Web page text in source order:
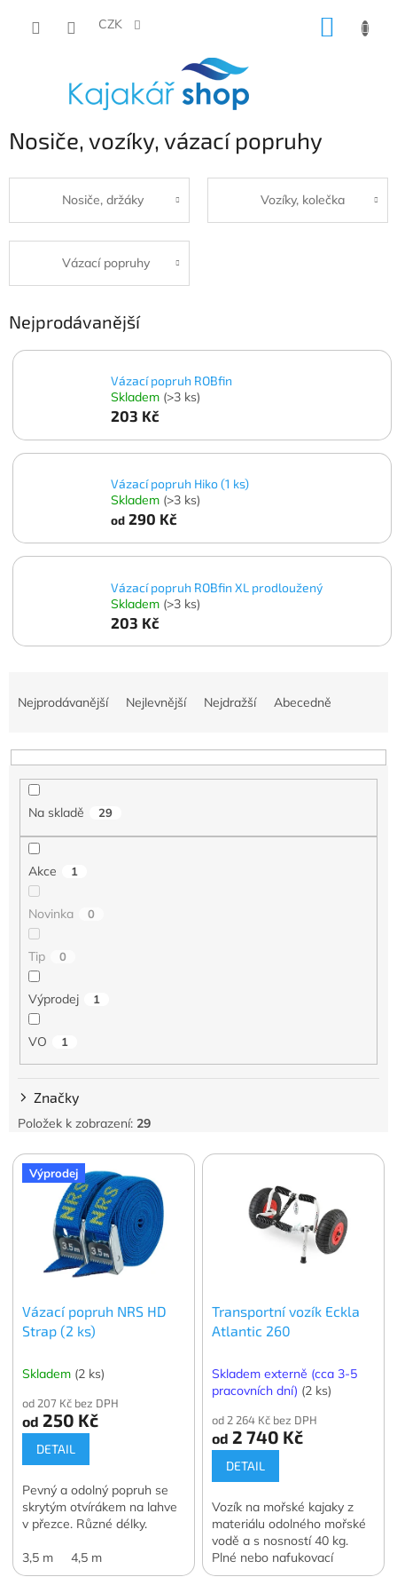
CZK
Nosiče, vozíky, vázací popruhy
Nosiče, držáky Vozíky, kolečka
Vázací popruhy
Nejprodávanější
Vázací popruh ROBfin
Skladem (>3 ks)
203 Kč
Vázací popruh Hiko (1 ks)
Skladem (>3 ks)
od 290 Kč
Vázací popruh ROBfin XL prodloužený
Skladem (>3 ks)
203 Kč
n
Nejprodávanější Nejlevnější Nejdražší Abecedně
Na skladě 29
Akce 1
Novinka 0
Tip 0
Výprodej 1
VO 1
Značky
Položek k zobrazení: 29
V
Výprodej
Vázací popruh NRS HD
Strap (2 ks)
Skladem (2 ks)
od 207 Kč bez DPH
od 250 Kč
DETAIL
Pevný a odolný popruh se
skrytým otvírákem na lahve
v přezce. Různé délky.
3,5 m 4,5 m
Transportní vozík Eckla
Atlantic 260
Skladem externě (cca 3-5
pracovních dní) (2 ks)
od 2 264 Kč bez DPH
od 2 740 Kč
DETAIL
Vozík na mořské kajaky z
materiálu odolného mořské
vodě a s nosností 40 kg.
Plné nebo nafukovací